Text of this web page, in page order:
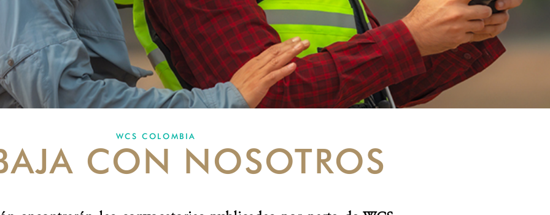
WCS COLOMBIA
CON NOSOTROS